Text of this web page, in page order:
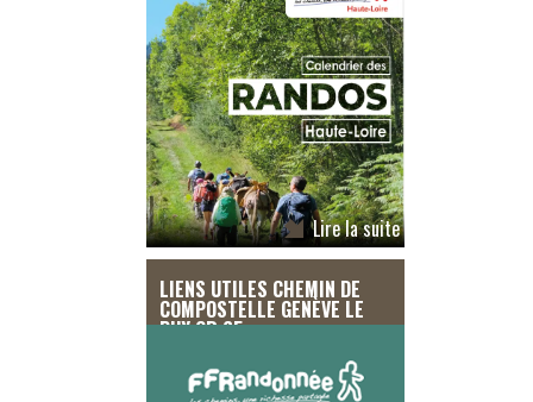
Lire la suite
LIENS UTILES CHEMIN DE
COMPOSTELLE GENÈVE LE
PUY GR 65